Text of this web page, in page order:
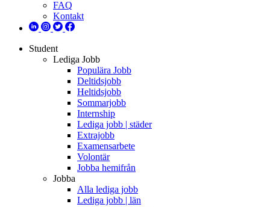
FAQ
Kontakt
Student
Lediga Jobb
Populära Jobb
Deltidsjobb
Heltidsjobb
Sommarjobb
Internship
Lediga jobb | städer
Extrajobb
Examensarbete
Volontär
Jobba hemifrån
Jobba
Alla lediga jobb
Lediga jobb | län